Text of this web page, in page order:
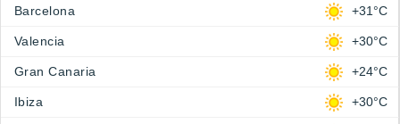
Barcelona +31°C
Valencia +30°C
Gran Canaria +24°C
Ibiza +30°C